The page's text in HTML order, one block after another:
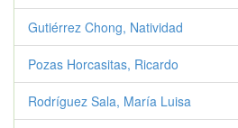
Gutiérrez Chong, Natividad
Pozas Horcasitas, Ricardo
Rodríguez Sala, María Luisa